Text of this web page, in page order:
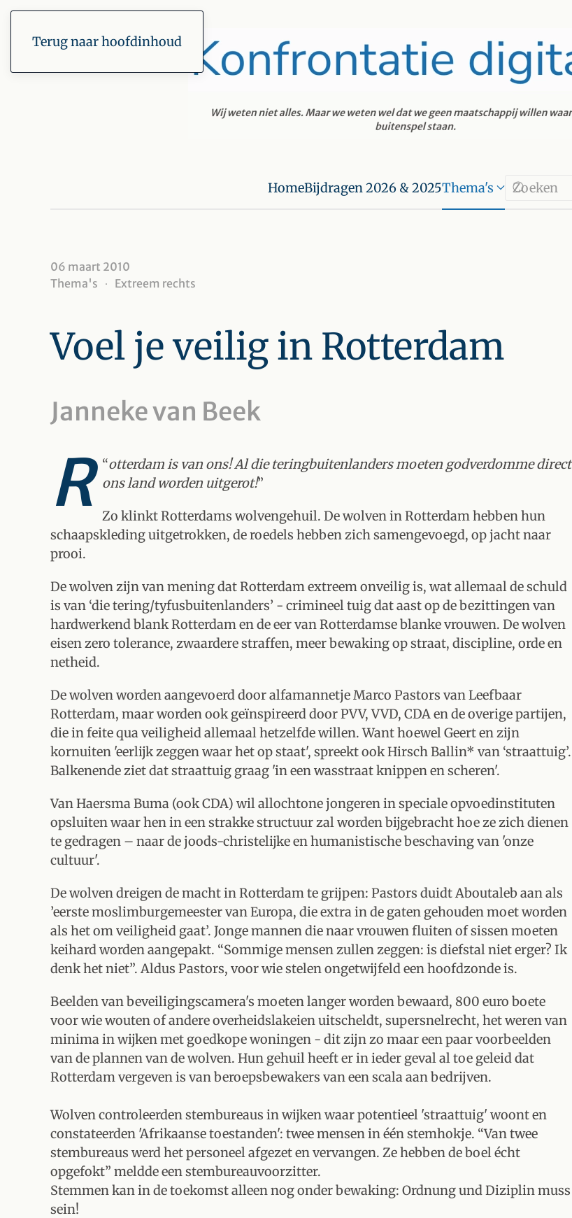
Terug naar hoofdinhoud
HomeBijdragen 2026 & 2025Thema's
06 maart 2010
Thema's
Extreem rechts
Voel je veilig in Rotterdam
Janneke van Beek
“
R
otterdam is van ons! Al die teringbuitenlanders moeten godverdomme direct
ons land worden uitgerot!”
Zo klinkt Rotterdams wolvengehuil. De wolven in Rotterdam hebben hun
schaapskleding uitgetrokken, de roedels hebben zich samengevoegd, op jacht naar
prooi.
De wolven zijn van mening dat Rotterdam extreem onveilig is, wat allemaal de schuld
is van ‘die tering/tyfusbuitenlanders’ - crimineel tuig dat aast op de bezittingen van
hardwerkend blank Rotterdam en de eer van Rotterdamse blanke vrouwen. De wolven
eisen zero tolerance, zwaardere straffen, meer bewaking op straat, discipline, orde en
netheid.
De wolven worden aangevoerd door alfamannetje Marco Pastors van Leefbaar
Rotterdam, maar worden ook geïnspireerd door PVV, VVD, CDA en de overige partijen,
die in feite qua veiligheid allemaal hetzelfde willen. Want hoewel Geert en zijn
kornuiten 'eerlijk zeggen waar het op staat', spreekt ook Hirsch Ballin* van ‘straattuig’.
Balkenende ziet dat straattuig graag 'in een wasstraat knippen en scheren'.
Van Haersma Buma (ook CDA) wil allochtone jongeren in speciale opvoedinstituten
opsluiten waar hen in een strakke structuur zal worden bijgebracht hoe ze zich dienen
te gedragen – naar de joods-christelijke en humanistische beschaving van 'onze
cultuur'.
De wolven dreigen de macht in Rotterdam te grijpen: Pastors duidt Aboutaleb aan als
’eerste moslimburgemeester van Europa, die extra in de gaten gehouden moet worden
als het om veiligheid gaat’. Jonge mannen die naar vrouwen fluiten of sissen moeten
keihard worden aangepakt. “Sommige mensen zullen zeggen: is diefstal niet erger? Ik
denk het niet”. Aldus Pastors, voor wie stelen ongetwijfeld een hoofdzonde is.
Beelden van beveiligingscamera's moeten langer worden bewaard, 800 euro boete
voor wie wouten of andere overheidslakeien uitscheldt, supersnelrecht, het weren van
minima in wijken met goedkope woningen - dit zijn zo maar een paar voorbeelden
van de plannen van de wolven. Hun gehuil heeft er in ieder geval al toe geleid dat
Rotterdam vergeven is van beroepsbewakers van een scala aan bedrijven.
Wolven controleerden stembureaus in wijken waar potentieel 'straattuig' woont en
constateerden 'Afrikaanse toestanden': twee mensen in één stemhokje. “Van twee
stembureaus werd het personeel afgezet en vervangen. Ze hebben de boel écht
opgefokt” meldde een stembureauvoorzitter.
Stemmen kan in de toekomst alleen nog onder bewaking: Ordnung und Diziplin muss
sein!